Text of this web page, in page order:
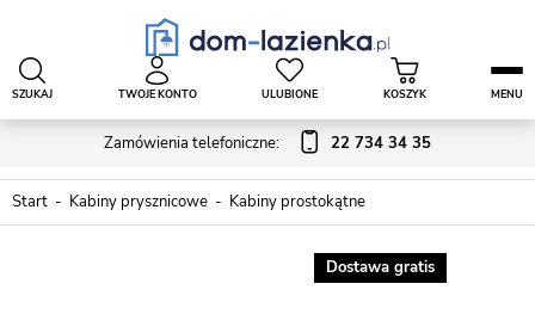
Zamówienia telefoniczne: 22 734 34 35
SZUKAJ TWOJE KONTO ULUBIONE KOSZYK MENU
Start Kabiny prysznicowe Kabiny prostokątne
Dostawa gratis